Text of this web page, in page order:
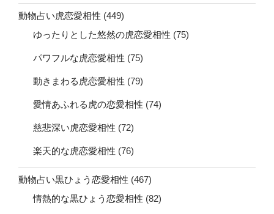
動物占い虎恋愛相性 (449)
ゆったりとした悠然の虎恋愛相性 (75)
パワフルな虎恋愛相性 (75)
動きまわる虎恋愛相性 (79)
愛情あふれる虎の恋愛相性 (74)
慈悲深い虎恋愛相性 (72)
楽天的な虎恋愛相性 (76)
動物占い黒ひょう恋愛相性 (467)
情熱的な黒ひょう恋愛相性 (82)